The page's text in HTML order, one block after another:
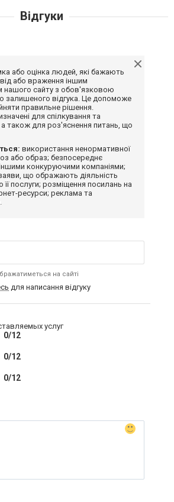
Відгуки
або оцінка людей, які бажають
або враження іншим
нашого сайту з обов'язковою
залишеного відгука. Це допоможе
правильне рішення.
для спілкування та
також для роз'яснення питань, що
використання ненормативної
або образ; безпосереднє
конкуруючими компаніями;
що ображають діяльність
її послуги; розміщення посилань на
ресурси; реклама та
на сайті
для написання відгуку
услуг
0/12
0/12
0/12